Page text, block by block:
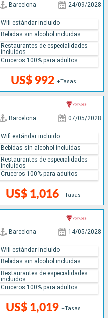
Barcelona 24/09/2028
US$ 992 +Tasas
Wifi estándar incluido
Bebidas sin alcohol incluidas
Restaurantes de especialidades
incluidos
Cruceros 100% para adultos
Barcelona 07/05/2028
US$ 1,016 +Tasas
Wifi estándar incluido
Bebidas sin alcohol incluidas
Restaurantes de especialidades
incluidos
Cruceros 100% para adultos
Barcelona 14/05/2028
US$ 1,019 +Tasas
Wifi estándar incluido
Bebidas sin alcohol incluidas
Restaurantes de especialidades
incluidos
Cruceros 100% para adultos